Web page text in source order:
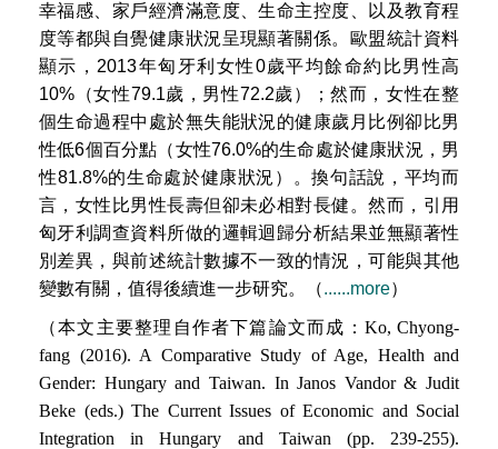
幸福感、家戶經濟滿意度、生命主控度、以及教育程
度等都與自覺健康狀況呈現顯著關係。歐盟統計資料
顯示，2013年匈牙利女性0歲平均餘命約比男性高
10%（女性79.1歲，男性72.2歲）；然而，女性在整
個生命過程中處於無失能狀況的健康歲月比例卻比男
性低6個百分點（女性76.0%的生命處於健康狀況，男
性81.8%的生命處於健康狀況）。換句話說，平均而
言，女性比男性長壽但卻未必相對長健。然而，引用
匈牙利調查資料所做的邏輯迴歸分析結果並無顯著性
別差異，與前述統計數據不一致的情況，可能與其他
變數有關，值得後續進一步研究。（......more）
（本文主要整理自作者下篇論文而成： Ko, Chyong-
fang (2016). A Comparative Study of Age, Health and
Gender: Hungary and Taiwan. In Janos Vandor & Judit
Beke (eds.) The Current Issues of Economic and Social
Integration in Hungary and Taiwan (pp. 239-255).